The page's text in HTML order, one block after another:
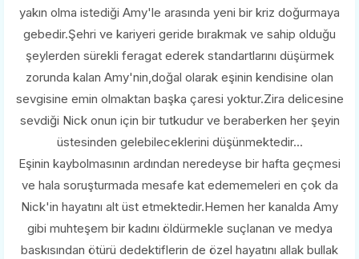
yakın olma istediği Amy'le arasında yeni bir kriz doğurmaya
gebedir.Şehri ve kariyeri geride bırakmak ve sahip olduğu
şeylerden sürekli feragat ederek standartlarını düşürmek
zorunda kalan Amy'nin,doğal olarak eşinin kendisine olan
sevgisine emin olmaktan başka çaresi yoktur.Zira delicesine
sevdiği Nick onun için bir tutkudur ve beraberken her şeyin
üstesinden gelebileceklerini düşünmektedir...
Eşinin kaybolmasının ardından neredeyse bir hafta geçmesi
ve hala soruşturmada mesafe kat edememeleri en çok da
Nick'in hayatını alt üst etmektedir.Hemen her kanalda Amy
gibi muhteşem bir kadını öldürmekle suçlanan ve medya
baskısından ötürü dedektiflerin de özel hayatını allak bullak